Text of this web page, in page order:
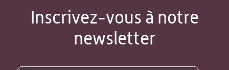
Inscrivez-vous à notre
newsletter